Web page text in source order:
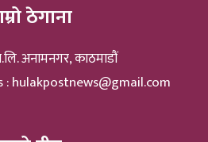
ठेगाना
अनामनगर, काठमाडौं
:hulakpostnews@gmail.com